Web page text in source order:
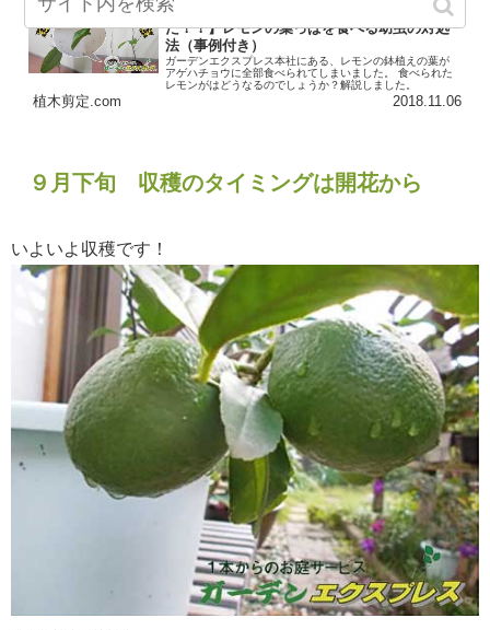
【アゲハ蝶の幼虫に葉っぱを食べられ
た！！】レモンの葉っぱを食べる幼虫の対処
法（事例付き）
ガーデンエクスプレス本社にある、レモンの鉢植えの葉が
アゲハチョウに全部食べられてしまいました。 食べられた
レモンがはどうなるのでしょうか？解説しました。
植木剪定.com 2018.11.06
９月下旬 収穫のタイミングは開花から
いよいよ収穫です！